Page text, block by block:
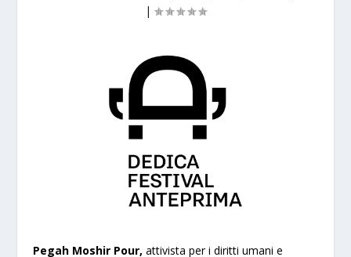
|
Pegah Moshir Pour, attivista per i diritti umani e